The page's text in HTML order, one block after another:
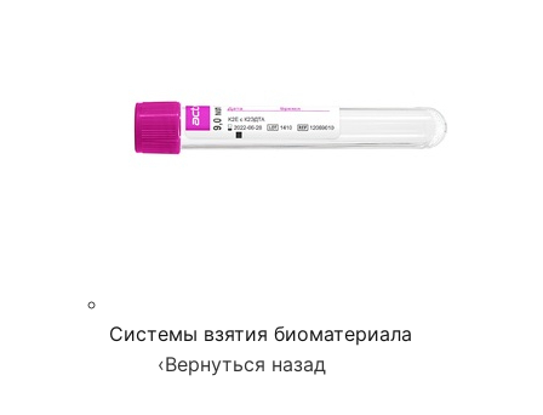
Системы взятия биоматериала
‹Вернуться назад